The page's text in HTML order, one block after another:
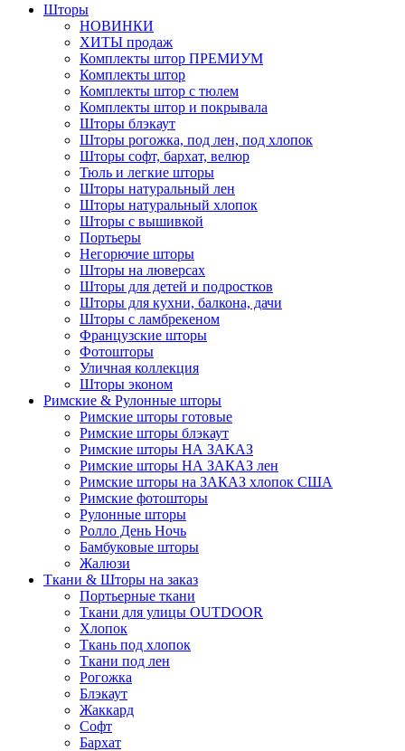
Шторы
НОВИНКИ
ХИТЫ продаж
Комплекты штор ПРЕМИУМ
Комплекты штор
Комплекты штор с тюлем
Комплекты штор и покрывала
Шторы блэкаут
Шторы рогожка, под лен, под хлопок
Шторы софт, бархат, велюр
Тюль и легкие шторы
Шторы натуральный лен
Шторы натуральный хлопок
Шторы с вышивкой
Портьеры
Негорючие шторы
Шторы на люверсах
Шторы для детей и подростков
Шторы для кухни, балкона, дачи
Шторы с ламбрекеном
Французские шторы
Фотошторы
Уличная коллекция
Шторы эконом
Римские & Рулонные шторы
Римские шторы готовые
Римские шторы блэкаут
Римские шторы НА ЗАКАЗ
Римские шторы НА ЗАКАЗ лен
Римские шторы на ЗАКАЗ хлопок США
Римские фотошторы
Рулонные шторы
Ролло День Ночь
Бамбуковые шторы
Жалюзи
Ткани & Шторы на заказ
Портьерные ткани
Ткани для улицы OUTDOOR
Хлопок
Ткань под хлопок
Ткани под лен
Рогожка
Блэкаут
Жаккард
Софт
Бархат